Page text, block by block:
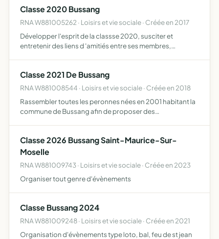
Classe 2020 Bussang
RNA W881005262 · Loisirs et vie sociale · Créée en 2017
Développer l'esprit de la classse 2020, susciter et
entretenir des liens d 'amitiés entre ses membres,
secours…
Classe 2021 De Bussang
RNA W881008544 · Loisirs et vie sociale · Créée en 2018
Rassembler toutes les peronnes nées en 2001 habitant la
commune de Bussang afin de proposer des
Classe 2026 Bussang Saint-Maurice-Sur-
Moselle
RNA W881009743 · Loisirs et vie sociale · Créée en 2023
Organiser tout genre d'évènements
Classe Bussang 2024
RNA W881009248 · Loisirs et vie sociale · Créée en 2021
Organisation d'évènements type loto, bal, feu de st jean